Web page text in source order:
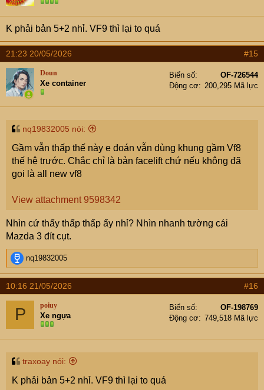
K phải bản 5+2 nhỉ. VF9 thì lại to quá
21:23 20/05/2026 #15
Doun
Xe container
Biển số
OF-726544
Động cơ
200,295 Mã lực
nq19832005 nói:
Gầm vẫn thấp thế này e đoán vẫn dùng khung gầm Vf8
thế hệ trước. Chắc chỉ là bản facelift chứ nếu không đã
gọi là all new vf8
View attachment 9598342
Nhìn cứ thấy thấp thấp ấy nhỉ? Nhìn nhanh tường cái
Mazda 3 đít cụt.
R
e
a
c
t
n
s
nq19832005
10:16 21/05/2026 #16
P poiuy
Xe ngựa
Biển số
OF-198769
Động cơ
749,518 Mã lực
traxoay nói:
K phải bản 5+2 nhỉ. VF9 thì lại to quá